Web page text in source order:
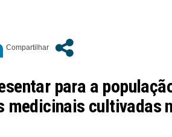
para a
medicinais cultivadas